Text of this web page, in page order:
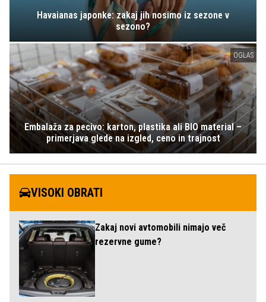
Havaianas japonke: zakaj jih nosimo iz sezone v
sezono?
OGLAS
Embalaža za pecivo: karton, plastika ali BIO material –
primerjava glede na izgled, ceno in trajnost
VISOKI OBRATI
Zakaj novi avtomobili nimajo več
rezervne gume?